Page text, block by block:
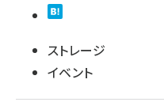
ストレージ
イベント